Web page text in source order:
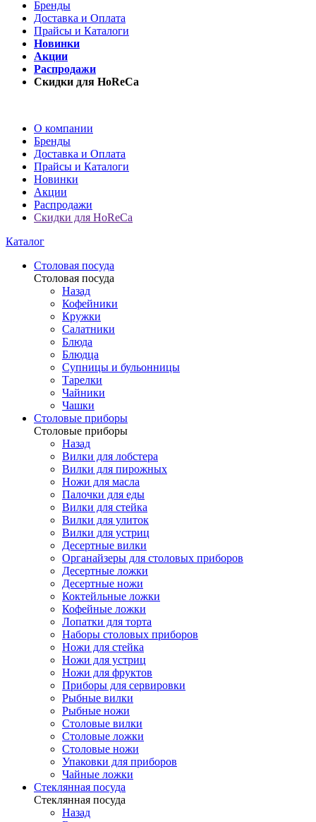
Бренды
Доставка и Оплата
Прайсы и Каталоги
Новинки
Акции
Распродажи
Скидки для HoReCa
О компании
Бренды
Доставка и Оплата
Прайсы и Каталоги
Новинки
Акции
Распродажи
Скидки для HoReCa
Каталог
Столовая посуда
Столовая посуда
Назад
Кофейники
Кружки
Салатники
Блюда
Блюдца
Супницы и бульонницы
Тарелки
Чайники
Чашки
Cтоловые приборы
Cтоловые приборы
Назад
Вилки для лобстера
Вилки для пирожных
Ножи для масла
Палочки для еды
Вилки для стейка
Вилки для улиток
Вилки для устриц
Десертные вилки
Органайзеры для столовых приборов
Десертные ложки
Десертные ножи
Коктейльные ложки
Кофейные ложки
Лопатки для торта
Наборы столовых приборов
Ножи для стейка
Ножи для устриц
Ножи для фруктов
Приборы для сервировки
Рыбные вилки
Рыбные ножи
Столовые вилки
Столовые ложки
Столовые ножи
Упаковки для приборов
Чайные ложки
Стеклянная посуда
Стеклянная посуда
Назад